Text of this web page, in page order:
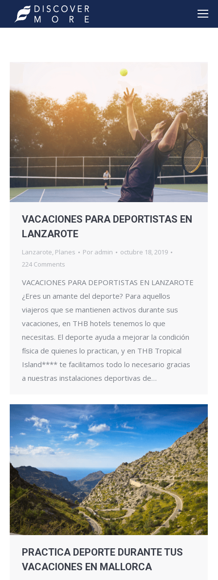
VACACIONES PARA DEPORTISTAS EN
LANZAROTE
Lanzarote, Planes Por admin
octubre 18, 2019
224 Comments
VACACIONES PARA DEPORTISTAS EN LANZAROTE
¿Eres un amante del deporte? Para aquellos
viajeros que se mantienen activos durante sus
vacaciones, en THB hotels tenemos lo que
necesitas. El deporte ayuda a mejorar la condición
física de quienes lo practican, y en THB Tropical
Island**** te facilitamos todo lo necesario gracias
a nuestras instalaciones deportivas de…
PRACTICA DEPORTE DURANTE TUS
VACACIONES EN MALLORCA